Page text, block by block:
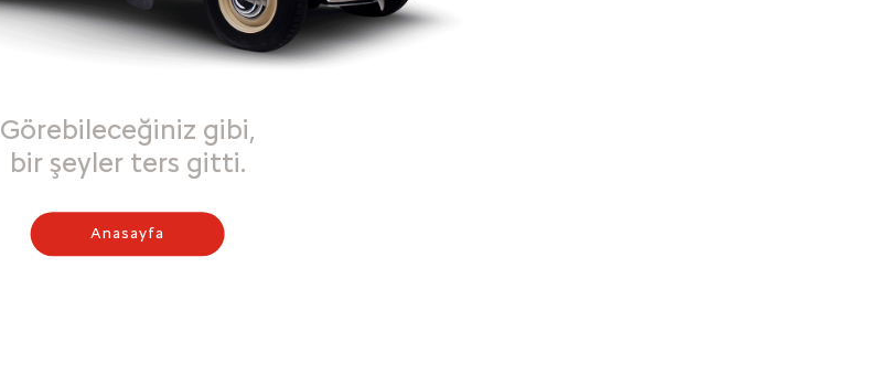
Görebileceğiniz gibi,
bir şeyler ters gitti.
Anasayfa